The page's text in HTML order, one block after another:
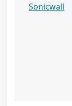
Sonicwall